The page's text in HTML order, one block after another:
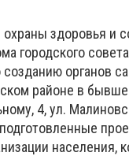
здоровья и
городского
органов
районе в
4, ул.
населения,